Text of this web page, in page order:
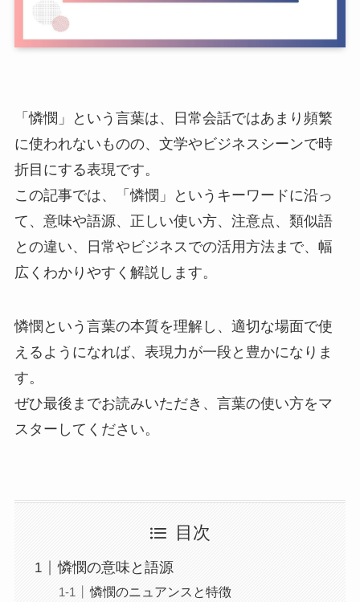
「憐憫」という言葉は、日常会話ではあまり頻繁
に使われないものの、文学やビジネスシーンで時
折目にする表現です。
この記事では、「憐憫」というキーワードに沿っ
て、意味や語源、正しい使い方、注意点、類似語
との違い、日常やビジネスでの活用方法まで、幅
広くわかりやすく解説します。
憐憫という言葉の本質を理解し、適切な場面で使
えるようになれば、表現力が一段と豊かになりま
す。
ぜひ最後までお読みいただき、言葉の使い方をマ
スターしてください。
目次
憐憫の意味と語源
憐憫のニュアンスと特徴